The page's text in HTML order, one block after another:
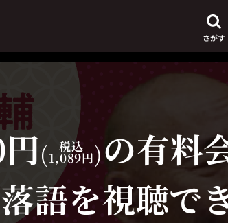
さがす
からさがす
目
時間からさがす
( 税込
1,089円)の有料
語を視聴で